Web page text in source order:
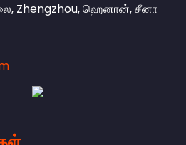
Zhengzhou, ஹெனான், சீனா